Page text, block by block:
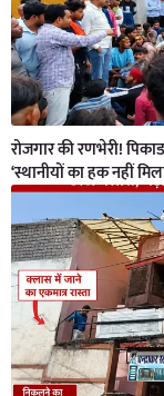
रोजगार की रणभेरी!
‘स्थानीयों का हक नहीं